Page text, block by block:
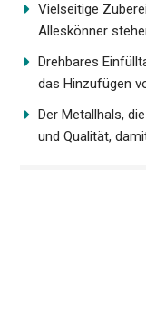
Vielseitige
Alleskönner
Drehbares
das Hinzufügen
Der Metallhals,
und Qualität,